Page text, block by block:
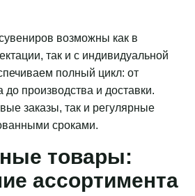
возможны как в
так и с индивидуальной
полный цикл: от
до производства и доставки.
заказы, так и регулярные
сроками.
товары:
ассортимента